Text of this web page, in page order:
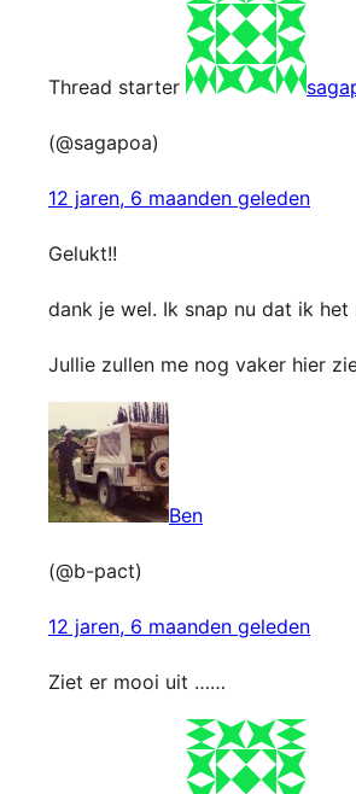
Thread starter
(@sagapoa)
12 jaren, 6 maanden geleden
Gelukt!!
dank je wel. Ik snap nu dat ik
Jullie zullen me nog vaker hier
Ben
(@b-pact)
12 jaren, 6 maanden geleden
Ziet er mooi uit ……